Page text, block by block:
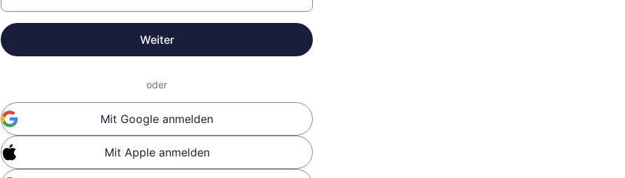
Weiter
oder
Mit Google anmelden
Mit Apple anmelden